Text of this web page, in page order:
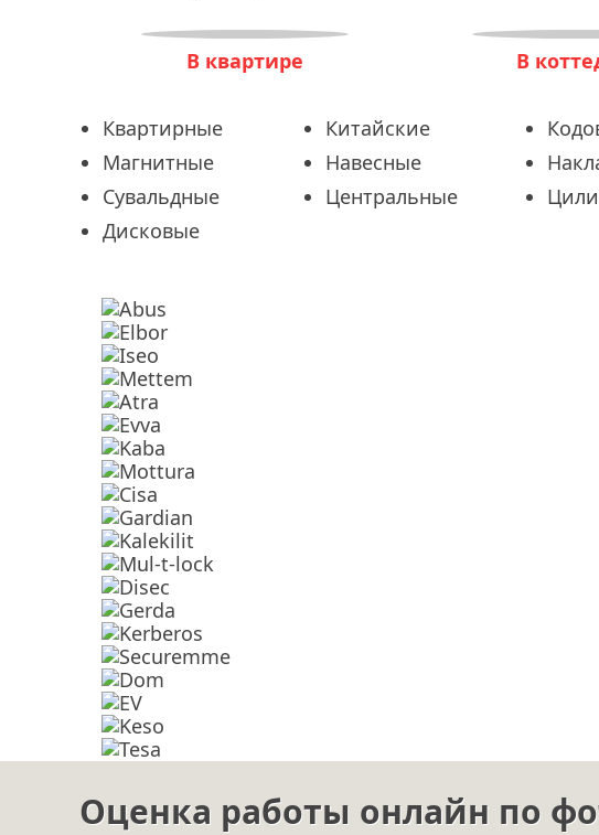
В квартире В
Квартирные Китайские
Магнитные
Навесные
Сувальдные
Центральные
Дисковые
Оценка работы онлайн по